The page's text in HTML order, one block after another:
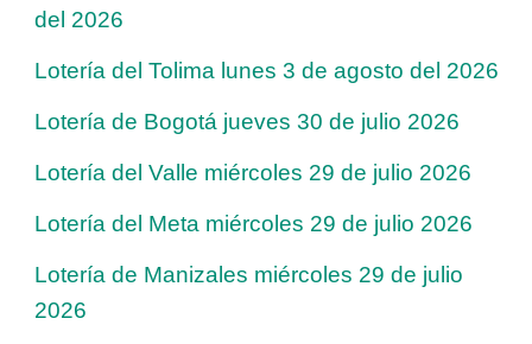
del 2026
Lotería del Tolima lunes 3 de agosto del 2026
Lotería de Bogotá jueves 30 de julio 2026
Lotería del Valle miércoles 29 de julio 2026
Lotería del Meta miércoles 29 de julio 2026
Lotería de Manizales miércoles 29 de julio
2026